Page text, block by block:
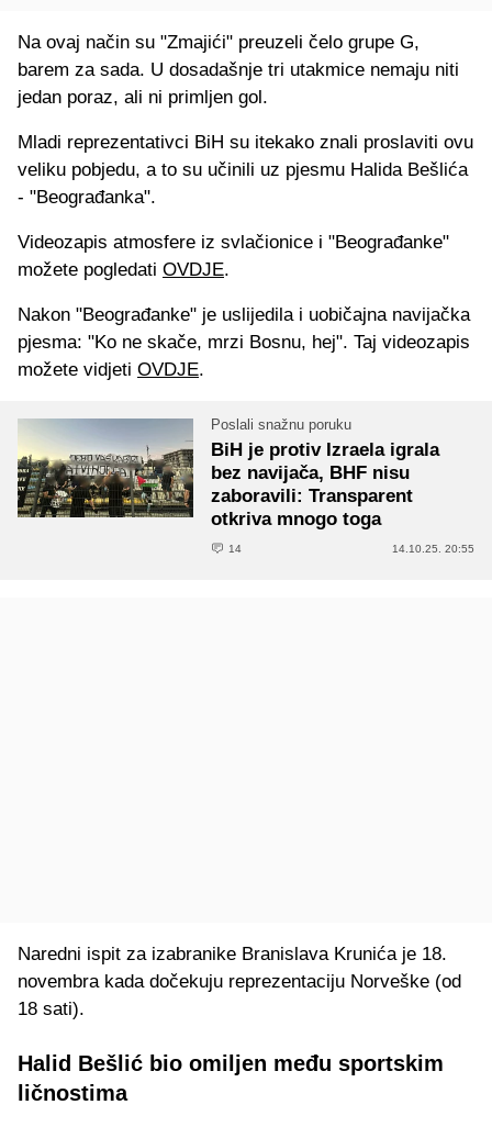
Na ovaj način su "Zmajići" preuzeli čelo grupe G,
barem za sada. U dosadašnje tri utakmice nemaju niti
jedan poraz, ali ni primljen gol.
Mladi reprezentativci BiH su itekako znali proslaviti ovu
veliku pobjedu, a to su učinili uz pjesmu Halida Bešlića
- "Beograđanka".
Videozapis atmosfere iz svlačionice i "Beograđanke"
možete pogledati OVDJE.
Nakon "Beograđanke" je uslijedila i uobičajna navijačka
pjesma: "Ko ne skače, mrzi Bosnu, hej". Taj videozapis
možete vidjeti OVDJE.
Poslali snažnu poruku
BiH je protiv Izraela igrala
bez navijača, BHF nisu
zaboravili: Transparent
otkriva mnogo toga
14 14.10.25. 20:55
Naredni ispit za izabranike Branislava Krunića je 18.
novembra kada dočekuju reprezentaciju Norveške (od
18 sati).
Halid Bešlić bio omiljen među sportskim
ličnostima